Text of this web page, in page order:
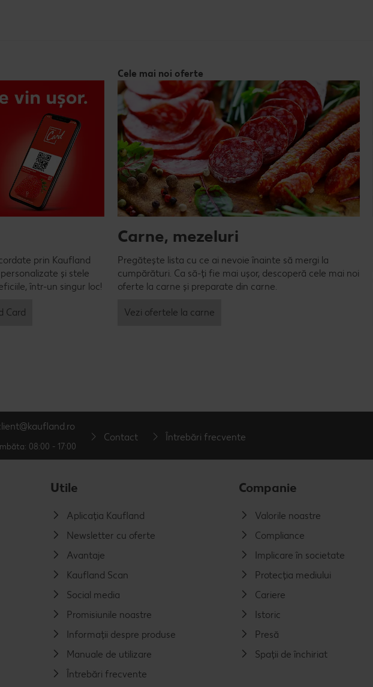
prin Kaufland
și stele
într-un singur loc!
Card
Cele mai noi oferte
Carne, mezeluri
Pregătește lista cu ce ai nevoie înainte să mergi la
cumpărături. Ca să-ți fie mai ușor, descoperă cele mai noi
oferte la carne și preparate din carne.
Vezi ofertele la carne
08:00 - 17:00
Contact Întrebări frecvente
Utile
Aplicația Kaufland
Newsletter cu oferte
Avantaje
Kaufland Scan
Social media
Promisiunile noastre
Informații despre produse
Manuale de utilizare
Întrebări frecvente
Companie
Valorile noastre
Compliance
Implicare în societate
Protecția mediului
Cariere
Istoric
Presă
Spații de închiriat